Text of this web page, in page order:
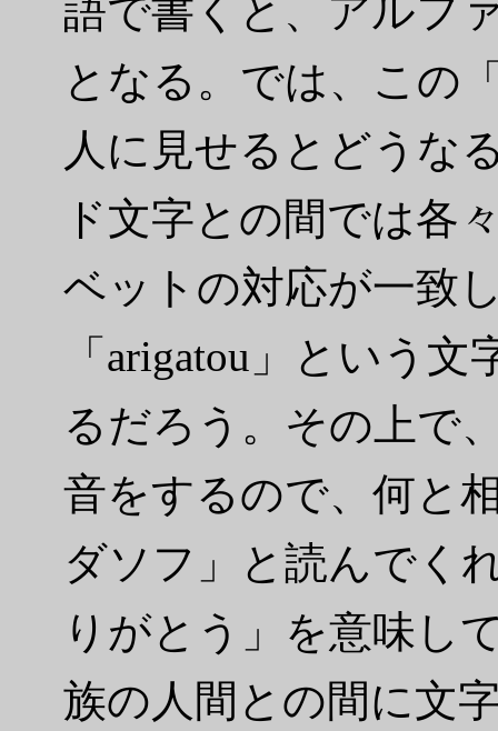
語で書くと、アルフ
となる。では、この
人に見せるとどうな
ド文字との間では各
ベットの対応が一致
「arigatou」という
るだろう。その上で
音をするので、何と
ダソフ」と読んでく
りがとう」を意味し
族の人間との間に文